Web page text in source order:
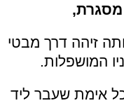
מסגרת,
זיהה דרך מבטי
המושפלות.
אימת שעבר ליד